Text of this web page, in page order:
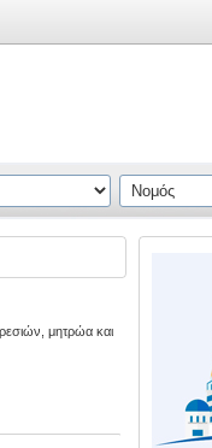
μητρώα και